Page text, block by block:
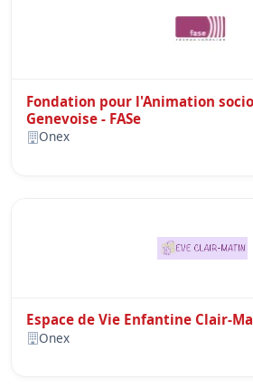
Fondation pour l'Animation
Genevoise - FASe
Onex
Espace de Vie Enfantine Clair-
Onex